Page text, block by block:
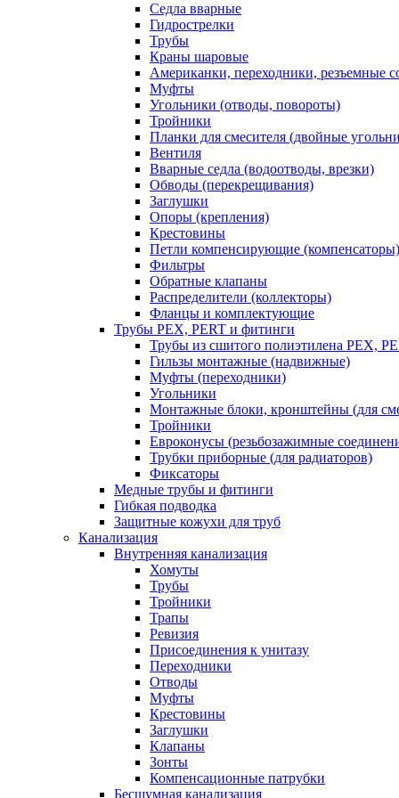
Седла вварные
Гидрострелки
Трубы
Краны шаровые
Американки, переходники, резъемные
Муфты
Угольники (отводы, повороты)
Тройники
Планки для смесителя (двойные
Вентиля
Вварные седла (водоотводы, врезки)
Обводы (перекрещивания)
Заглушки
Опоры (крепления)
Крестовины
Петли компенсирующие (компенсаторы)
Фильтры
Обратные клапаны
Распределители (коллекторы)
Фланцы и комплектующие
Трубы PEX, PERT и фитинги
Трубы из сшитого полиэтилена PEX,
Гильзы монтажные (надвижные)
Муфты (переходники)
Угольники
Монтажные блоки, кронштейны (для
Тройники
Евроконусы (резьбозажимные
Трубки приборные (для радиаторов)
Фиксаторы
Медные трубы и фитинги
Гибкая подводка
Защитные кожухи для труб
Канализация
Внутренняя канализация
Хомуты
Трубы
Тройники
Трапы
Ревизия
Присоединения к унитазу
Переходники
Отводы
Муфты
Крестовины
Заглушки
Клапаны
Зонты
Компенсационные патрубки
Бесшумная канализация